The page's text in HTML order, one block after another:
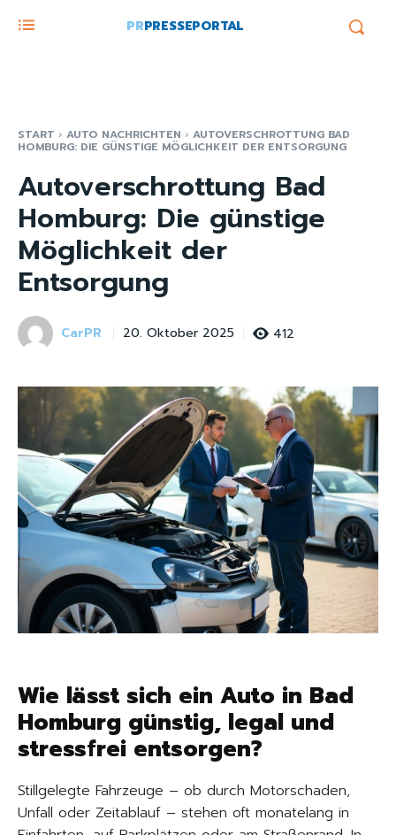
PRPRESSEPORTAL
START AUTO NACHRICHTEN AUTOVERSCHROTTUNG BAD
HOMBURG: DIE GÜNSTIGE MÖGLICHKEIT DER ENTSORGUNG
Autoverschrottung Bad
Homburg: Die günstige
Möglichkeit der
Entsorgung
CarPR 20. Oktober 2025 412
Wie lässt sich ein Auto in Bad
Homburg günstig, legal und
stressfrei entsorgen?
Stillgelegte Fahrzeuge – ob durch Motorschaden,
Unfall oder Zeitablauf – stehen oft monatelang in